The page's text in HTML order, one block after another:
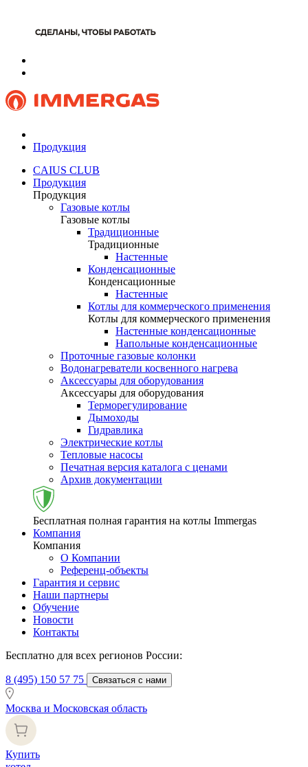
Продукция
CAIUS CLUB
Продукция
Продукция
Газовые котлы
Газовые котлы
Традиционные
Традиционные
Настенные
Конденсационные
Конденсационные
Настенные
Котлы для коммерческого применения
Котлы для коммерческого применения
Настенные конденсационные
Напольные конденсационные
Проточные газовые колонки
Водонагреватели косвенного нагрева
Аксессуары для оборудования
Аксессуары для оборудования
Терморегулирование
Дымоходы
Гидравлика
Электрические котлы
Тепловые насосы
Печатная версия каталога с ценами
Архив документации
Бесплатная полная гарантия на котлы Immergas
Компания
Компания
О Компании
Референц-объекты
Гарантия и сервис
Наши партнеры
Обучение
Новости
Контакты
Бесплатно для всех регионов России:
8 (495) 150 57 75 Связаться с нами
Москва и Московская область
Купить